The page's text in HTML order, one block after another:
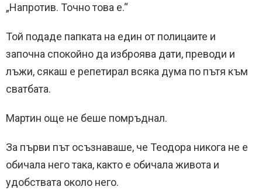
„Напротив. Точно това е.“
Той подаде папката на един от полицаите и
започна спокойно да изброява дати, преводи и
лъжи, сякаш е репетирал всяка дума по пътя към
сватбата.
Мартин още не беше помръднал.
За първи път осъзнаваше, че Теодора никога не е
обичала него така, както е обичала живота и
удобствата около него.